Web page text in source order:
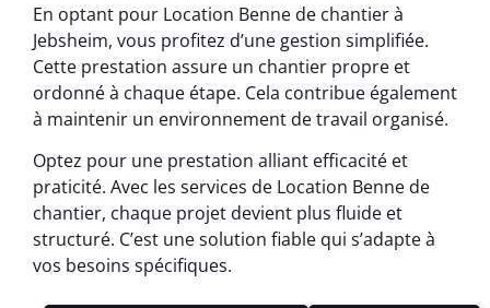
En optant pour Location Benne de chantier à
Jebsheim, vous profitez d’une gestion simplifiée.
Cette prestation assure un chantier propre et
ordonné à chaque étape. Cela contribue également
à maintenir un environnement de travail organisé.
Optez pour une prestation alliant efficacité et
praticité. Avec les services de Location Benne de
chantier, chaque projet devient plus fluide et
structuré. C’est une solution fiable qui s’adapte à
vos besoins spécifiques.